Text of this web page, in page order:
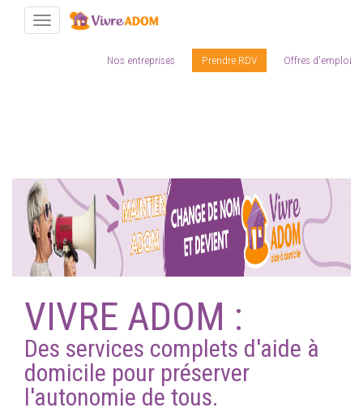
contenu
principal
Nos entreprises Prendre RDV Offres d'emploi
Toggle navigation
VIVRE ADOM :
Des services complets d'aide à
domicile pour préserver
l'autonomie de tous.